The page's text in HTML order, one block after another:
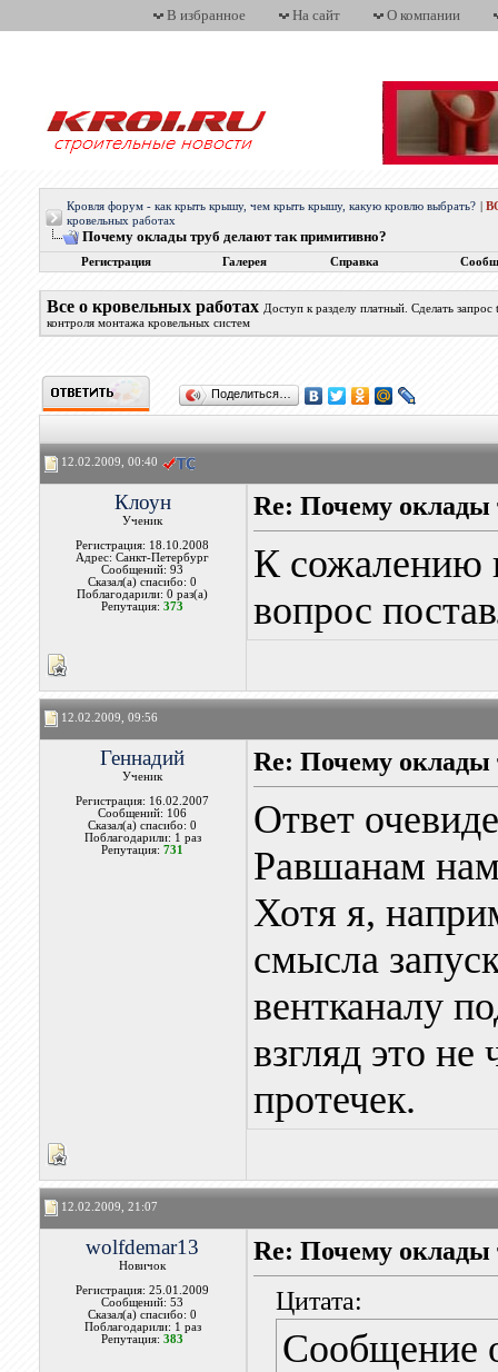
В избранное На сайт О компании
Кровля форум - как крыть крышу, чем крыть крышу, какую кровлю выбрать?
кровельных работах
Почему оклады труб делают так примитивно?
Регистрация Галерея Справка
Все о кровельных работах Доступ к разделу платный. Сделать
контроля монтажа кровельных систем
Поделиться…
12.02.2009, 00:40
Клоун
Ученик
Регистрация: 18.10.2008
Адрес: Санкт-Петербург
Сообщений: 93
Сказал(а) спасибо: 0
Поблагодарили: 0 раз(а)
Репутация:373
Re: Почему оклады
К сожалению
вопрос
12.02.2009, 09:56
Геннадий
Ученик
Регистрация: 16.02.2007
Сообщений: 106
Сказал(а) спасибо: 0
Поблагодарили: 1 раз
Репутация:731
Re: Почему оклады
Ответ
Равшанам
Хотя я,
смысла
вентканалу
взгляд это не
протечек.
12.02.2009, 21:07
wolfdemar13
Новичок
Регистрация: 25.01.2009
Сообщений: 53
Сказал(а) спасибо: 0
Поблагодарили: 1 раз
Репутация:383
Re: Почему оклады
Цитата:
Сообщение